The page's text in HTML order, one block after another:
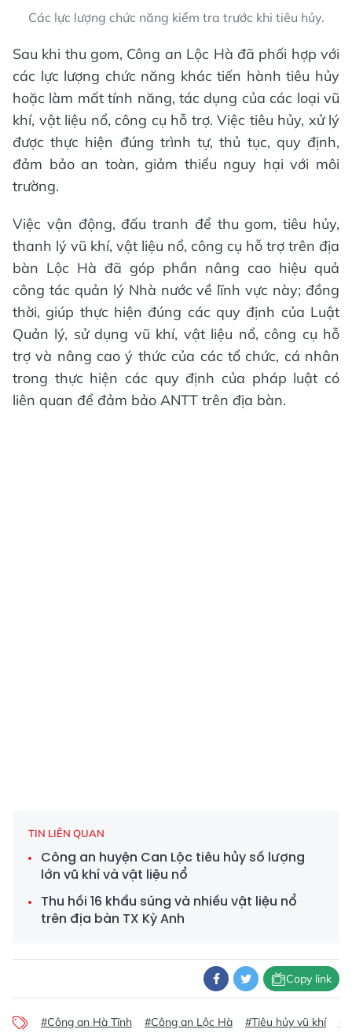
Các lực lượng chức năng kiểm tra trước khi tiêu hủy.
Sau khi thu gom, Công an Lộc Hà đã phối hợp với
các lực lượng chức năng khác tiến hành tiêu hủy
hoặc làm mất tính năng, tác dụng của các loại vũ
khí, vật liệu nổ, công cụ hỗ trợ. Việc tiêu hủy, xử lý
được thực hiện đúng trình tự, thủ tục, quy định,
đảm bảo an toàn, giảm thiểu nguy hại với môi
trường.
Việc vận động, đấu tranh để thu gom, tiêu hủy,
thanh lý vũ khí, vật liệu nổ, công cụ hỗ trợ trên địa
bàn Lộc Hà đã góp phần nâng cao hiệu quả
công tác quản lý Nhà nước về lĩnh vực này; đồng
thời, giúp thực hiện đúng các quy định của Luật
Quản lý, sử dụng vũ khí, vật liệu nổ, công cụ hỗ
trợ và nâng cao ý thức của các tổ chức, cá nhân
trong thực hiện các quy định của pháp luật có
liên quan để đảm bảo ANTT trên địa bàn.
TIN LIÊN QUAN
Công an huyện Can Lộc tiêu hủy số lượng
lớn vũ khí và vật liệu nổ
Thu hồi 16 khẩu súng và nhiều vật liệu nổ
trên địa bàn TX Kỳ Anh
Copy link
#Công an Hà Tĩnh #Công an Lộc Hà #Tiêu hủy vũ khí